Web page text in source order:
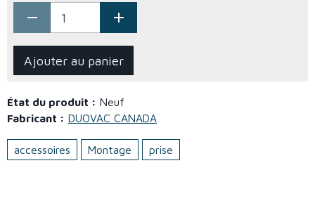
Ajouter au panier
État du produit : Neuf
Fabricant : DUOVAC CANADA
accessoires Montage prise